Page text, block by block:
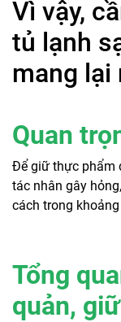
Vì vậy,
tủ lạnh
mang lại
Quan
Để giữ thực phẩm
tác nhân gây
cách trong
Tổng
quản,